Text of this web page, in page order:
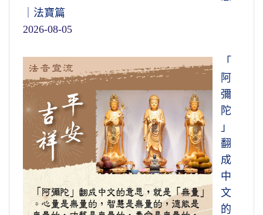
｜法寶篇
2026-08-05
「
阿
彌
陀
」
翻
成
中
文
的